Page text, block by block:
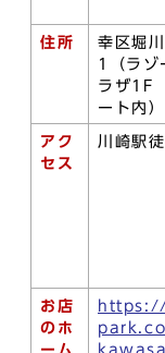
住所
幸区堀
1（ラゾ
ラザ1F
ート内）
アク
セス
川崎駅
お店
のホ